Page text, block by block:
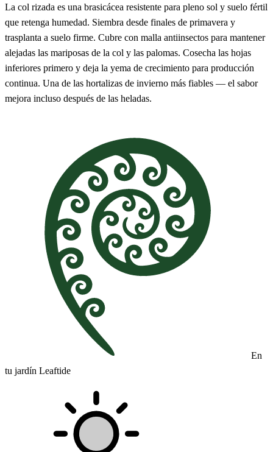
La col rizada es una brasicácea resistente para pleno sol y suelo fértil
que retenga humedad. Siembra desde finales de primavera y
trasplanta a suelo firme. Cubre con malla antiinsectos para mantener
alejadas las mariposas de la col y las palomas. Cosecha las hojas
inferiores primero y deja la yema de crecimiento para producción
continua. Una de las hortalizas de invierno más fiables — el sabor
mejora incluso después de las heladas.
En
tu jardín Leaftide